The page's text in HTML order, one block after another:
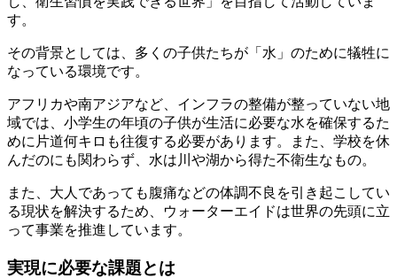
す。
その背景としては、多くの子供たちが「水」のために犠牲に
なっている環境です。
アフリカや南アジアなど、インフラの整備が整っていない地
域では、小学生の年頃の子供が生活に必要な水を確保するた
めに片道何キロも往復する必要があります。また、学校を休
んだのにも関わらず、水は川や湖から得た不衛生なもの。
また、大人であっても腹痛などの体調不良を引き起こしてい
る現状を解決するため、ウォーターエイドは世界の先頭に立
って事業を推進しています。
実現に必要な課題とは